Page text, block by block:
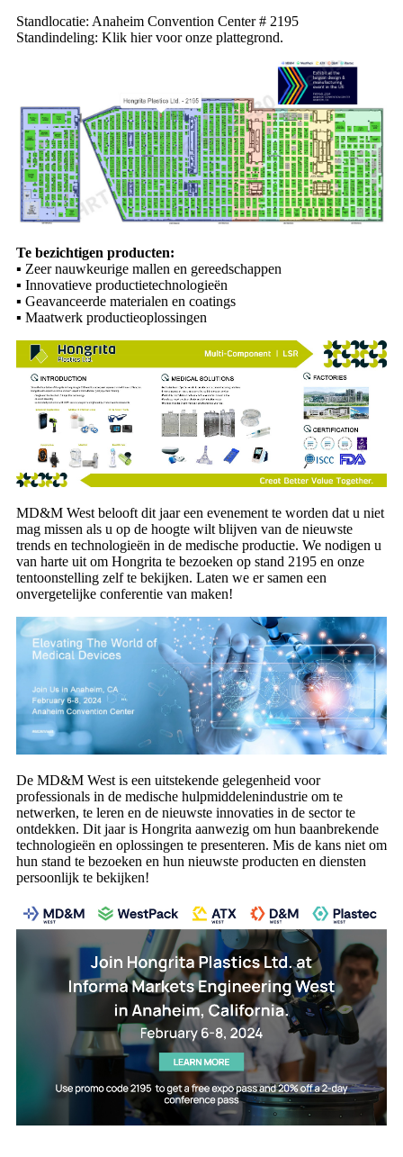
Standlocatie: Anaheim Convention Center # 2195
Standindeling: Klik hier voor onze plattegrond.
Te bezichtigen producten:
▪ Zeer nauwkeurige mallen en gereedschappen
▪ Innovatieve productietechnologieën
▪ Geavanceerde materialen en coatings
▪ Maatwerk productieoplossingen
MD&M West belooft dit jaar een evenement te worden dat u niet
mag missen als u op de hoogte wilt blijven van de nieuwste
trends en technologieën in de medische productie. We nodigen u
van harte uit om Hongrita te bezoeken op stand 2195 en onze
tentoonstelling zelf te bekijken. Laten we er samen een
onvergetelijke conferentie van maken!
De MD&M West is een uitstekende gelegenheid voor
professionals in de medische hulpmiddelenindustrie om te
netwerken, te leren en de nieuwste innovaties in de sector te
ontdekken. Dit jaar is Hongrita aanwezig om hun baanbrekende
technologieën en oplossingen te presenteren. Mis de kans niet om
hun stand te bezoeken en hun nieuwste producten en diensten
persoonlijk te bekijken!